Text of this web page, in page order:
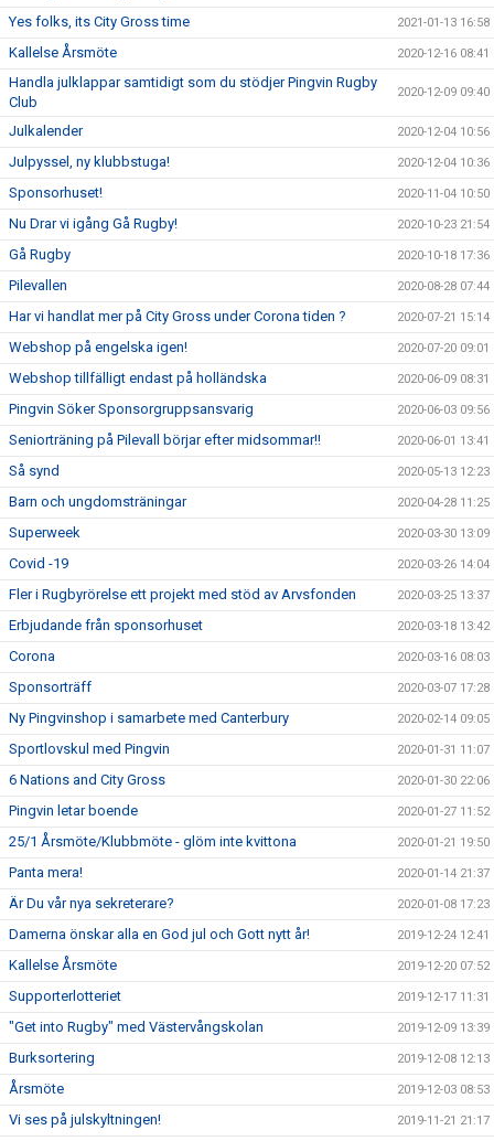
Yes folks, its City Gross time 2021-01-13 16:58
Kallelse Årsmöte 2020-12-16 08:41
Handla julklappar samtidigt som du stödjer Pingvin Rugby
Club
2020-12-09 09:40
Julkalender 2020-12-04 10:56
Julpyssel, ny klubbstuga! 2020-12-04 10:36
Sponsorhuset! 2020-11-04 10:50
Nu Drar vi igång Gå Rugby! 2020-10-23 21:54
Gå Rugby 2020-10-18 17:36
Pilevallen 2020-08-28 07:44
Har vi handlat mer på City Gross under Corona tiden ? 2020-07-21 15:14
Webshop på engelska igen! 2020-07-20 09:01
Webshop tillfälligt endast på holländska 2020-06-09 08:31
Pingvin Söker Sponsorgruppsansvarig 2020-06-03 09:56
Seniorträning på Pilevall börjar efter midsommar!! 2020-06-01 13:41
Så synd 2020-05-13 12:23
Barn och ungdomsträningar 2020-04-28 11:25
Superweek 2020-03-30 13:09
Covid -19 2020-03-26 14:04
Fler i Rugbyrörelse ett projekt med stöd av Arvsfonden 2020-03-25 13:37
Erbjudande från sponsorhuset 2020-03-18 13:42
Corona 2020-03-16 08:03
Sponsorträff 2020-03-07 17:28
Ny Pingvinshop i samarbete med Canterbury 2020-02-14 09:05
Sportlovskul med Pingvin 2020-01-31 11:07
6 Nations and City Gross 2020-01-30 22:06
Pingvin letar boende 2020-01-27 11:52
25/1 Årsmöte/Klubbmöte - glöm inte kvittona 2020-01-21 19:50
Panta mera! 2020-01-14 21:37
Är Du vår nya sekreterare? 2020-01-08 17:23
Damerna önskar alla en God jul och Gott nytt år! 2019-12-24 12:41
Kallelse Årsmöte 2019-12-20 07:52
Supporterlotteriet 2019-12-17 11:31
"Get into Rugby" med Västervångskolan 2019-12-09 13:39
Burksortering 2019-12-08 12:13
Årsmöte 2019-12-03 08:53
Vi ses på julskyltningen! 2019-11-21 21:17